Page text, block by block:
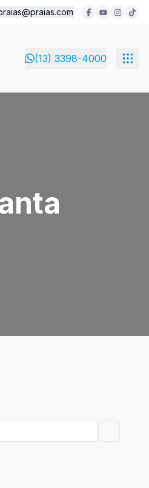
(13) 3398-4000